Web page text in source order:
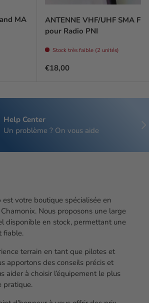
MA
ANTENNE VHF/UHF SMA F
pour Radio PNI
Stock très faible (2 unités)
Prix habituel
€18,00
Help Center
Un problème ? On vous aide
votre boutique spécialisée en
Nous proposons une large
disponible en stock, permettant une
fiable.
terrain en tant que pilotes et
apportons des conseils précis et
aider à choisir l’équipement le plus
pratique.